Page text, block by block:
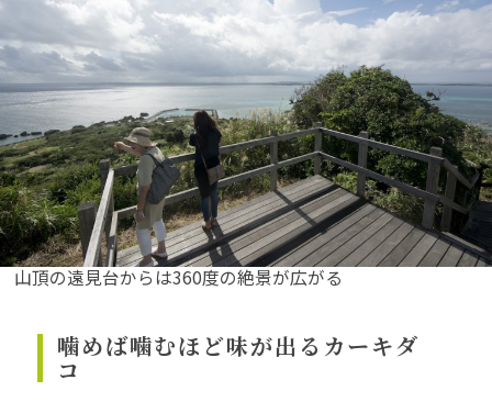
山頂の遠見台からは360度の絶景が広がる
噛めば噛むほど味が出るカーキダ
コ